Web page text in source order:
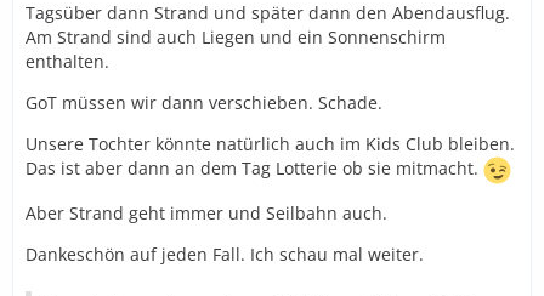
Tagsüber dann Strand und später dann den Abendausflug.
Am Strand sind auch Liegen und ein Sonnenschirm
enthalten.
GoT müssen wir dann verschieben. Schade.
Unsere Tochter könnte natürlich auch im Kids Club bleiben.
Das ist aber dann an dem Tag Lotterie ob sie mitmacht.
Aber Strand geht immer und Seilbahn auch.
Dankeschön auf jeden Fall. Ich schau mal weiter.